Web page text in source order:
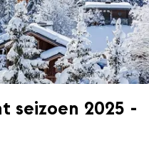
seizoen 2025 -